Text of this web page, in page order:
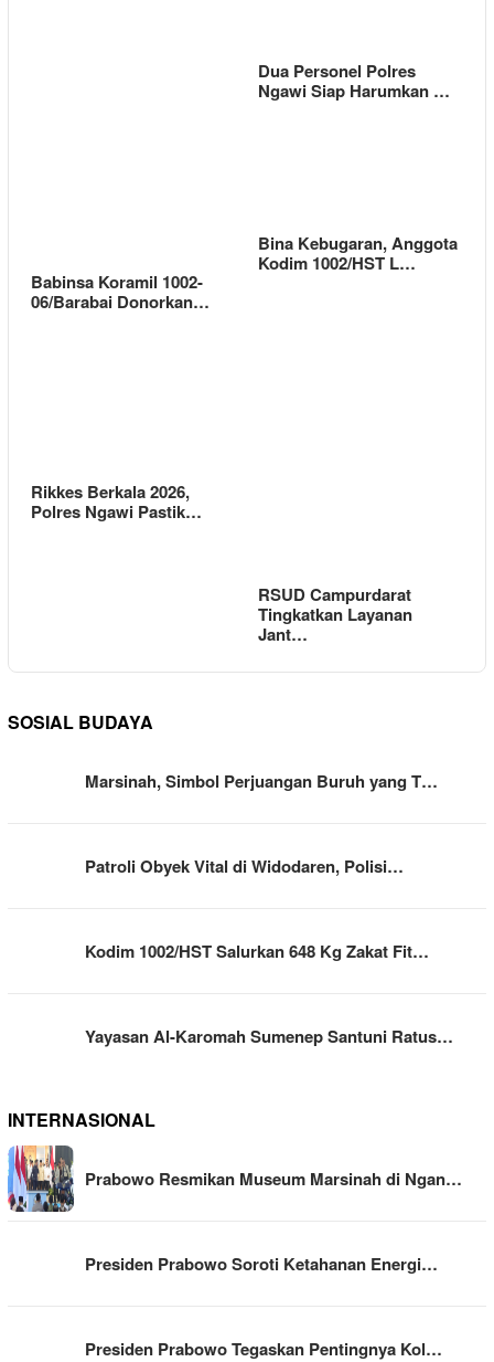
Dua Personel Polres
Ngawi Siap Harumkan …
Babinsa Koramil 1002-
06/Barabai Donorkan…
Bina Kebugaran, Anggota
Kodim 1002/HST L…
Rikkes Berkala 2026,
Polres Ngawi Pastik…
RSUD Campurdarat
Tingkatkan Layanan
Jant…
SOSIAL BUDAYA
Marsinah, Simbol Perjuangan Buruh yang T…
Patroli Obyek Vital di Widodaren, Polisi…
Kodim 1002/HST Salurkan 648 Kg Zakat Fit…
Yayasan Al-Karomah Sumenep Santuni Ratus…
INTERNASIONAL
Prabowo Resmikan Museum Marsinah di Ngan…
Presiden Prabowo Soroti Ketahanan Energi…
Presiden Prabowo Tegaskan Pentingnya Kol…